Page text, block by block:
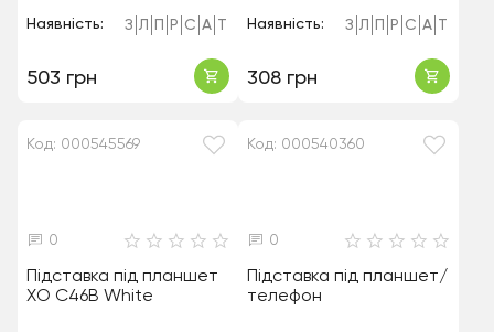
Наявність: З Л Р С А
503 грн
Наявність: З Л Р С А
308 грн
Код: 000545569
0
Підставка під планшет
XO C46B White
Код: 000540360
0
Підставка під планшет/
телефон